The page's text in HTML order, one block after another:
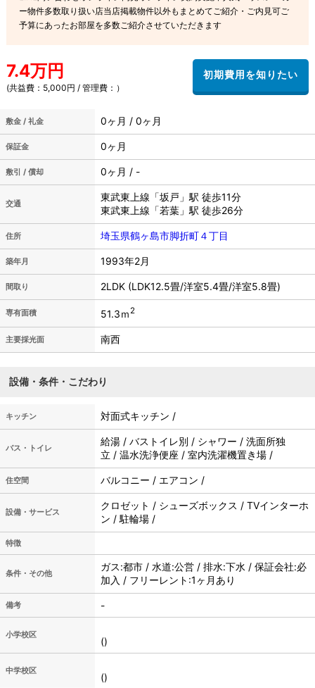
ー物件多数取り扱い店当店掲載物件以外もまとめてご紹介・ご内見可ご
予算にあったお部屋を多数ご紹介させていただきます
7.4万円
(共益費：5,000円 / 管理費：）
敷金 / 礼金 0ヶ月 / 0ヶ月
保証金 0ヶ月
敷引 / 償却 0ヶ月 / -
交通
東武東上線「坂戸」駅 徒歩11分
東武東上線「若葉」駅 徒歩26分
住所 埼玉県鶴ヶ島市脚折町４丁目
築年月 1993年2月
間取り 2LDK (LDK12.5畳/洋室5.4畳/洋室5.8畳)
専有面積 51.3ｍ2
主要採光面 南西
設備・条件・こだわり
キッチン 対面式キッチン /
バス・トイレ
給湯 / バストイレ別 / シャワー / 洗面所独
立 / 温水洗浄便座 / 室内洗濯機置き場 /
住空間 バルコニー / エアコン /
設備・サービス
クロゼット / シューズボックス / TVインターホ
ン / 駐輪場 /
特徴
条件・その他
ガス:都市 / 水道:公営 / 排水:下水 / 保証会社:必
加入 / フリーレント:1ヶ月あり
備考 -
小学校区
()
中学校区
()